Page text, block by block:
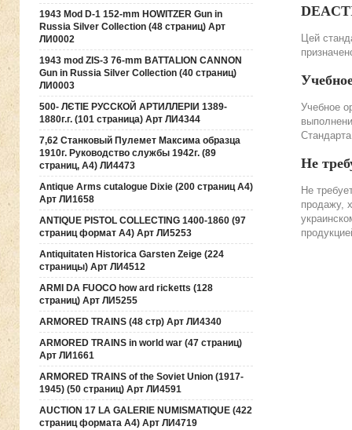
1943 Mod D-1 152-mm HOWITZER Gun in
Russia Silver Collection (48 страниц) Арт
ЛИ0002
1943 mod ZIS-3 76-mm BATTALION CANNON
Gun in Russia Silver Collection (40 страниц)
ЛИ0003
500- ЛЄТІЕ РУССКОЙ АРТИЛЛЕРІИ 1389-
1880г.г. (101 страница) Арт ЛИ4344
7,62 Станковый Пулемет Максима образца
1910г. Руководство службы 1942г. (89
страниц, А4) ЛИ4473
Antique Arms cutalogue Dixie (200 страниц А4)
Арт ЛИ1658
ANTIQUE PISTOL COLLECTING 1400-1860 (97
страниц формат А4) Арт ЛИ5253
Antiquitaten Historica Garsten Zeige (224
страницы) Арт ЛИ4512
ARMI DA FUOCO how ard ricketts (128
страниц) Арт ЛИ5255
ARMORED TRAINS (48 стр) Арт ЛИ4340
ARMORED TRAINS in world war (47 страниц)
Арт ЛИ1661
ARMORED TRAINS of the Soviet Union (1917-
1945) (50 страниц) Арт ЛИ4591
AUCTION 17 LA GALERIE NUMISMATIQUE (422
страниц формата А4) Арт ЛИ4719
Цей
Учебное
Не
Не
продажу,